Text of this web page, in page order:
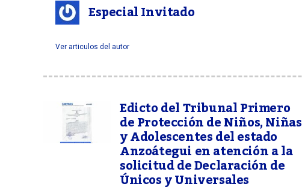
Especial Invitado
Ver articulos del autor
Edicto del Tribunal Primero
de Protección de Niños, Niñas
y Adolescentes del estado
Anzoátegui en atención a la
solicitud de Declaración de
Únicos y Universales